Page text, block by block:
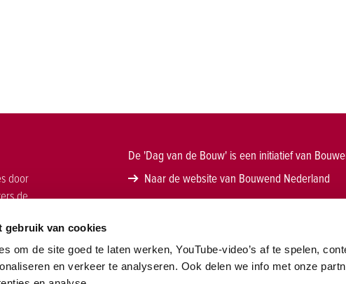
gebruik van cookies
om de site goed te laten werken, YouTube-video’s af te spelen,
en verkeer te analyseren. Ook delen we info met onze
door
de
De 'Dag van de Bouw' is een initiatief van
Naar de website van Bouwend Nederland